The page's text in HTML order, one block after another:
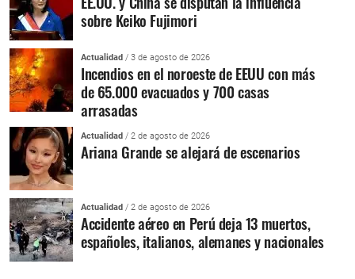
sobre Keiko Fujimori
Actualidad / 3 de agosto de 2026
Incendios en el noroeste de EEUU con más
de 65.000 evacuados y 700 casas
arrasadas
Actualidad / 2 de agosto de 2026
Ariana Grande se alejará de escenarios
Actualidad / 2 de agosto de 2026
Accidente aéreo en Perú deja 13 muertos,
españoles, italianos, alemanes y nacionales